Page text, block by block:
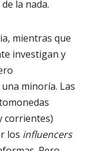
la nada.
mientras que
investigan y
minoría. Las
corrientes)
los influencers